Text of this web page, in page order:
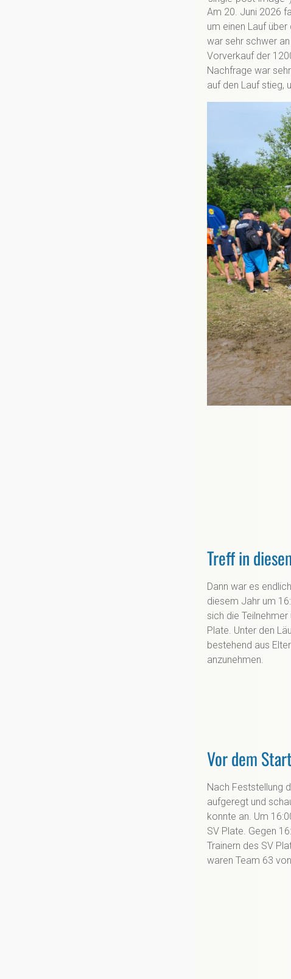
Am 20. Juni 2026
um einen Lauf
war sehr schwer
Vorverkauf der
Nachfrage war
auf den Lauf stieg,
Treff in
Dann war es
diesem Jahr um
sich die
Plate. Unter den
bestehend aus
anzunehmen.
Vor dem
Nach Feststellung
aufgeregt und
konnte an. Um
SV Plate. Gegen
Trainern des SV
waren Team 63